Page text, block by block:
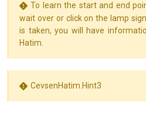
To learn the start and end
wait over or click on the lamp
is taken, you will have
Hatim.
CevsenHatim.Hint3